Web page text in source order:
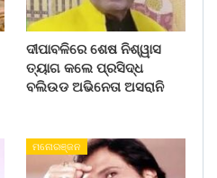
ଦୀପାବଳିରେ ଶେଷ ନିଶ୍ୱାସ
ତ୍ୟାଗ କଲେ ପ୍ରସିଦ୍ଧ
ବଲିଉଡ ଅଭିନେତା ଅସରାନି
ମନୋରଞ୍ଜନ